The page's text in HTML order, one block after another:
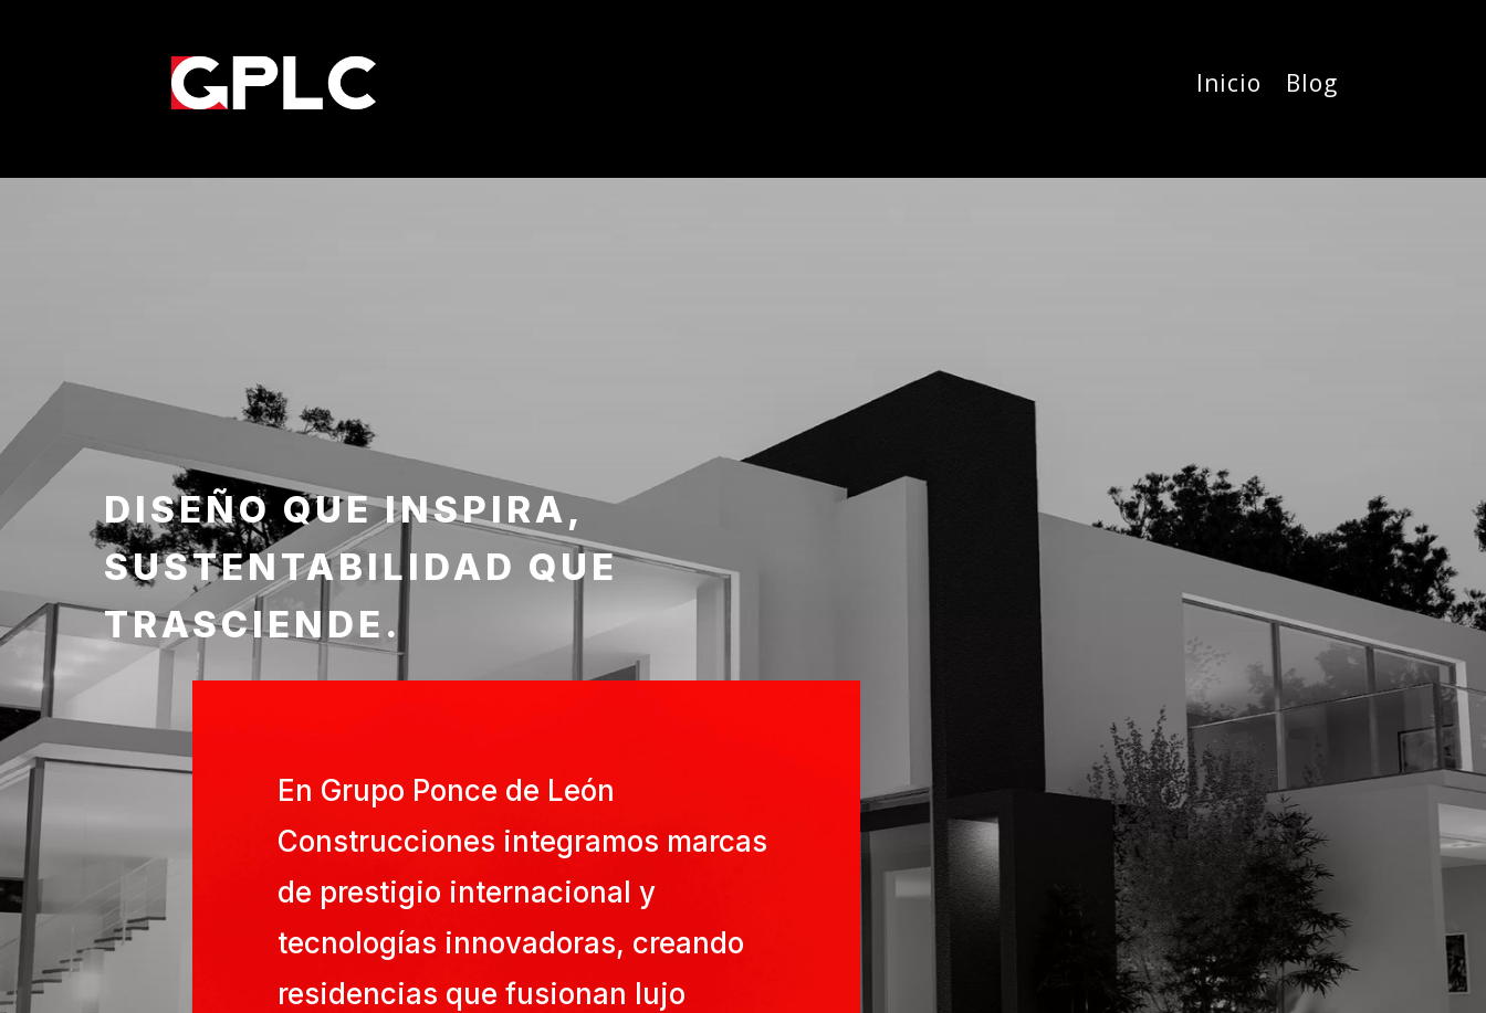
Inicio Blog
DISEÑO QUE INSPIRA,
SUSTENTABILIDAD QUE
TRASCIENDE.
En Grupo Ponce de León
Construcciones integramos marcas
de prestigio internacional y
tecnologías innovadoras, creando
residencias que fusionan lujo